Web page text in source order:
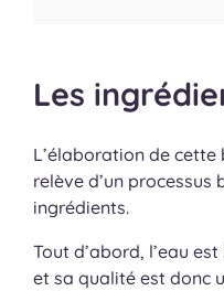
Les
L’élaboration de
relève d’un
ingrédients.
Tout d’abord, l’eau
et sa qualité est donc